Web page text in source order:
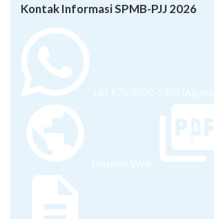
Kontak Informasi SPMB-PJJ 2026
+62 878-8528-5958 (Ayumi)
Halaman Web